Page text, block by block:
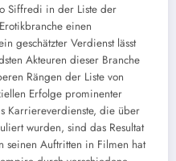
Siffredi in der Liste der
einen
geschätzter Verdienst lässt
Akteuren dieser Branche
Rängen der Liste von
Erfolge prominenter
Karriereverdienste, die über
wurden, sind das Resultat
seinen Auftritten in Filmen hat